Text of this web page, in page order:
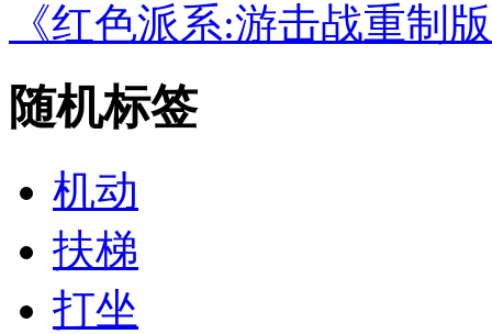
《红色派系:游击战重制
随机标签
机动
扶梯
打坐